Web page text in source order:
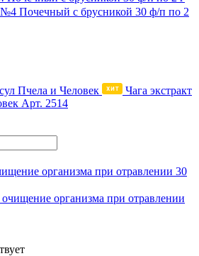
Почечный с брусникой 30 ф/п по 2
Чага экстракт
Арт. 2514
организма при отравлении